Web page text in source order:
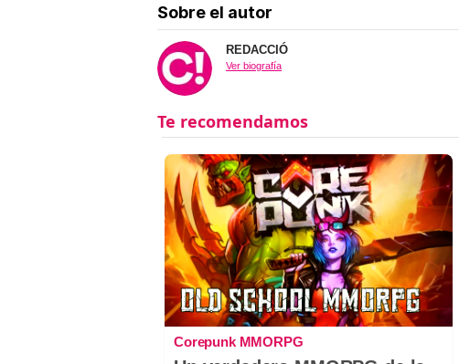
Sobre el autor
REDACCIÓ
Ver biografía
Corepunk MMORPG